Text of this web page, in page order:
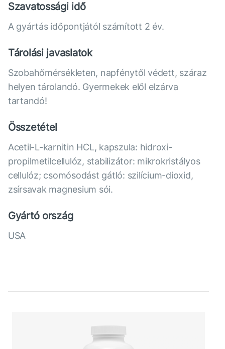
Szavatossági idő
A gyártás időpontjától számított 2 év.
Tárolási javaslatok
Szobahőmérsékleten, napfénytől védett, száraz
helyen tárolandó. Gyermekek elől elzárva
tartandó!
Összetétel
Acetil-L-karnitin HCL, kapszula: hidroxi-
propilmetilcellulóz, stabilizátor: mikrokristályos
cellulóz; csomósodást gátló: szilícium-dioxid,
zsírsavak magnesium sói.
Gyártó ország
USA